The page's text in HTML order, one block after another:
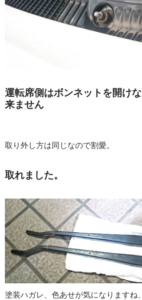
運転席側はボンネットを開け
来ません
取り外し方は同じなので割愛。
取れました。
塗装ハガレ、色あせが気になりますね